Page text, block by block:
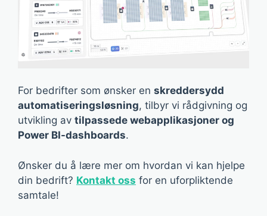
For bedrifter som ønsker en skreddersydd
automatiseringsløsning, tilbyr vi rådgivning og
utvikling av tilpassede webapplikasjoner og
Power BI-dashboards.
Ønsker du å lære mer om hvordan vi kan hjelpe
din bedrift? Kontakt oss for en uforpliktende
samtale!